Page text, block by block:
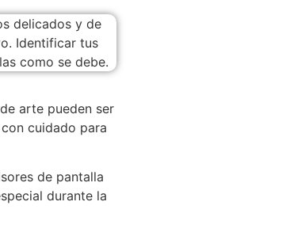
arte pueden ser
cuidado para
de pantalla
durante la